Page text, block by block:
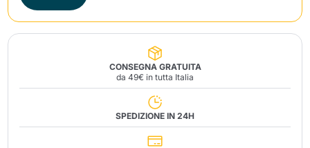
CONSEGNA GRATUITA
da 49€ in tutta Italia
SPEDIZIONE IN 24H